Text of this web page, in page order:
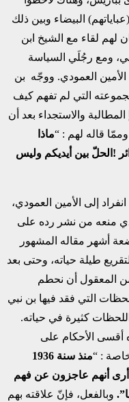
البيضاء وبين ذلك
لهم لقاء مع الشيخ ابن
ومع رجُلَي السياسة
العمودي. ووجّه بن
التي لم تفهم كيف
والاستجداء بعد أن
قاله لهم : “ماذا
! الحلّ بين أيديكم وليس
إلى الأمين العمودي،
منعه من نشر رده على
أشهر مقاله المشهور
طيلة حياته، وحتى بعد
من المعقول أن نحطم
التي فقد فيها بن نبي
كثيرة في حياته.
أقسى الأحكام على
: “
منذ سنة 1936
أرى أنهم عاجزون عن فهم
وبالفعل، فإنّ علاقته بهم